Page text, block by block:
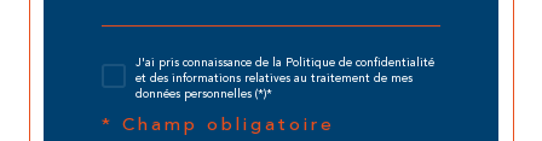
J'ai pris connaissance de la Politique de confidentialité
et des informations relatives au traitement de mes
données personnelles (*)*
* Champ obligatoire